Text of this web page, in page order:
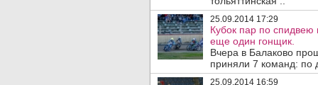
25.09.2014 17:29
Кубок пар по
еще один гонщик.
Вчера в Балаково
приняли 7 команд: по
25.09.2014 16:59